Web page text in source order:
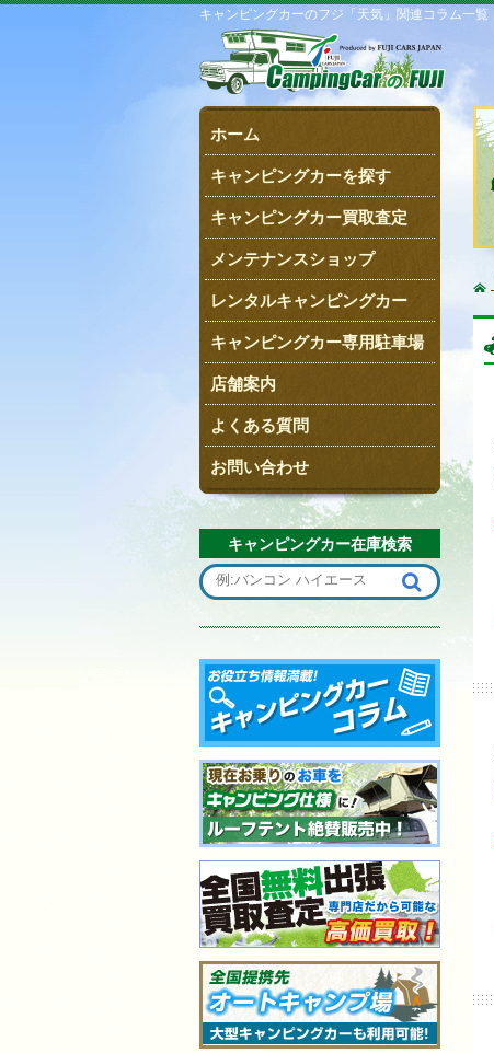
キャンピングカーのフジ「天気」関連コラム一覧
ホーム
キャンピングカーを探す
キャンピングカー買取査定
メンテナンスショップ
レンタルキャンピングカー
キャンピングカー専用駐車場
店舗案内
よくある質問
お問い合わせ
キャンピングカー在庫検索